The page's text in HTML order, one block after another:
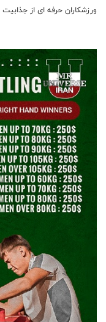
ورزشکاران حرفه ای از جذابیت